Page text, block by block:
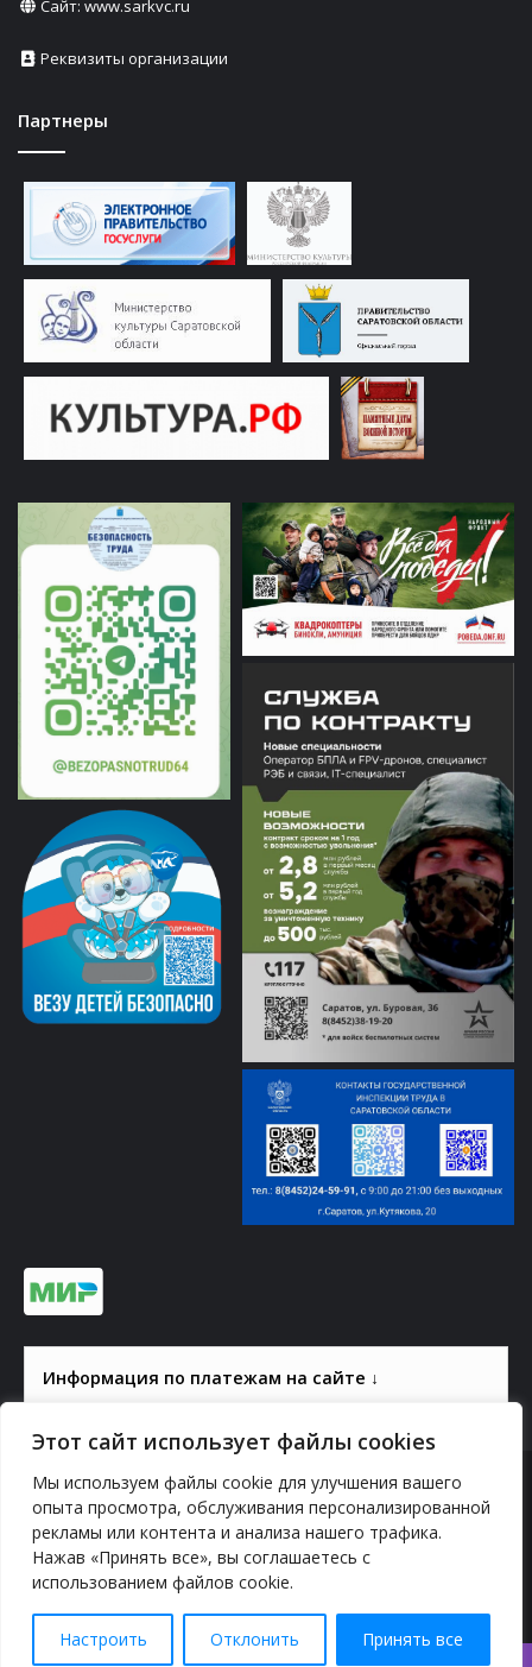
Этот сайт использует файлы cookies
Мы используем файлы cookie для улучшения вашего
опыта просмотра, обслуживания персонализированной
рекламы или контента и анализа нашего трафика.
Нажав «Принять все», вы соглашаетесь с
использованием файлов cookie.
Настроить Отклонить Принять все
Сайт: www.sarkvc.ru
Реквизиты организации
Партнеры
Информация по платежам на сайте ↓
© 2000-2026, ГАУК СОМ КВЦ
Политика конфиденциальности
YouTube
vk.com